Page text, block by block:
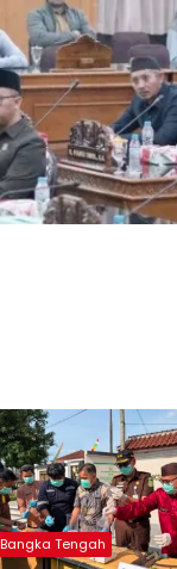
Bangka Tengah